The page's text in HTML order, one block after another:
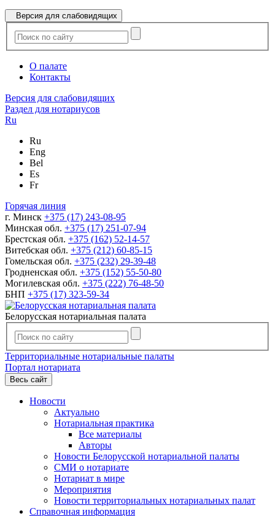
Версия для слабовидящих
О палате
Контакты
Версия для слабовидящих
Раздел для нотариусов
Ru
Ru
Eng
Bel
Es
Fr
Горячая линия
г. Минск +375 (17) 243-08-95
Минская обл. +375 (17) 251-07-94
Брестская обл. +375 (162) 52-14-57
Витебская обл. +375 (212) 60-85-15
Гомельская обл. +375 (232) 29-39-48
Гродненская обл. +375 (152) 55-50-80
Могилевская обл. +375 (222) 76-48-50
БНП +375 (17) 323-59-34
Белорусская нотариальная палата
Территориальные нотариальные палаты
Портал нотариата
Весь сайт
Новости
Актуально
Нотариальная практика
Все материалы
Авторы
Новости Белорусской нотариальной палаты
СМИ о нотариате
Нотариат в мире
Мероприятия
Новости территориальных нотариальных палат
Справочная информация